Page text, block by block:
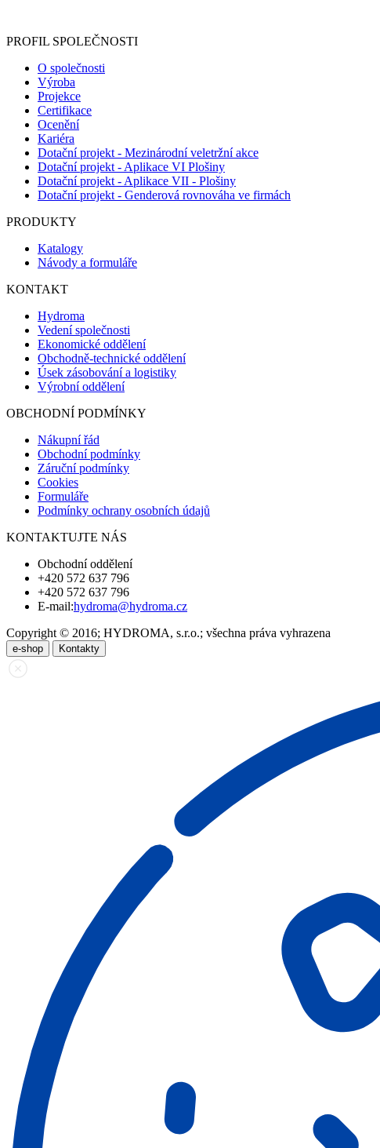
PROFIL SPOLEČNOSTI
O společnosti
Výroba
Projekce
Certifikace
Ocenění
Kariéra
Dotační projekt - Mezinárodní veletržní akce
Dotační projekt - Aplikace VI Plošiny
Dotační projekt - Aplikace VII - Plošiny
Dotační projekt - Genderová rovnováha ve firmách
PRODUKTY
Katalogy
Návody a formuláře
KONTAKT
Hydroma
Vedení společnosti
Ekonomické oddělení
Obchodně-technické oddělení
Úsek zásobování a logistiky
Výrobní oddělení
OBCHODNÍ PODMÍNKY
Nákupní řád
Obchodní podmínky
Záruční podmínky
Cookies
Formuláře
Podmínky ochrany osobních údajů
KONTAKTUJTE NÁS
Obchodní oddělení
+420 572 637 796
+420 572 637 796
E-mail:hydroma@hydroma.cz
Copyright © 2016; HYDROMA, s.r.o.; všechna práva vyhrazena
e-shop Kontakty